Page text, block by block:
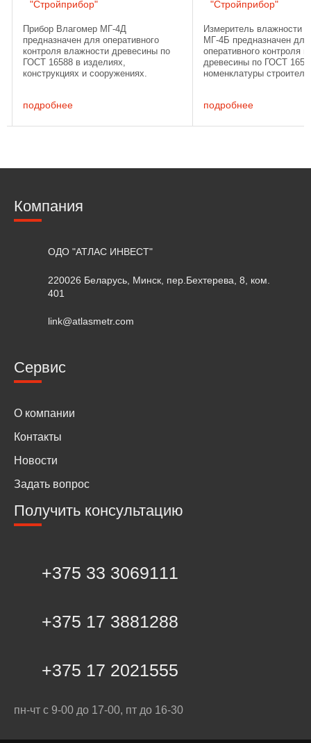
"Стройприбор"
Прибор Влагомер МГ-4Д
предназначен для оперативного
контроля влажности древесины по
ГОСТ 16588 в изделиях,
конструкциях и сооружениях.
лабораторных, производственных и
подробнее
"Стройприбор"
Измеритель влажности
МГ-4Б предназначен для
оперативного контроля
древесины по ГОСТ
номенклатуры
ГОСТ 21718. Влагомер
подробнее
Компания
ОДО "АТЛАС ИНВЕСТ"
220026 Беларусь, Минск, пер.Бехтерева, 8, ком.
401
link@atlasmetr.com
Сервис
О компании
Контакты
Новости
Задать вопрос
Получить консультацию
+375 33 3069111
+375 17 3881288
+375 17 2021555
пн-чт с 9-00 до 17-00, пт до 16-30